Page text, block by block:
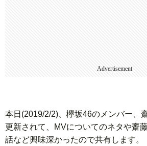
Advertisement
本日(2019/2/2)、欅坂46のメンバー、
更新されて、MVについてのネタや齋
話など興味深かったので共有します。